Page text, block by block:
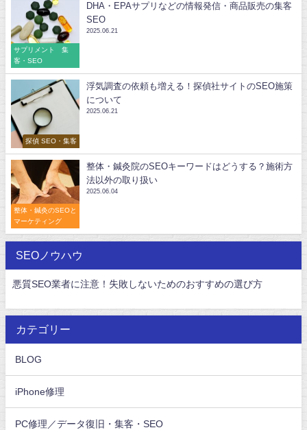
サプリメント 集
客・SEO
DHA・EPAサプリなどの情報発信・商品販売の集客
SEO
2025.06.21
探偵 SEO・集客
浮気調査の依頼も増える！探偵社サイトのSEO施策
について
2025.06.21
整体・鍼灸のSEOと
マーケティング
整体・鍼灸院のSEOキーワードはどうする？施術方
法以外の取り扱い
2025.06.04
SEOノウハウ
悪質SEO業者に注意！失敗しないためのおすすめの選び方
カテゴリー
BLOG
iPhone修理
PC修理／データ復旧・集客・SEO